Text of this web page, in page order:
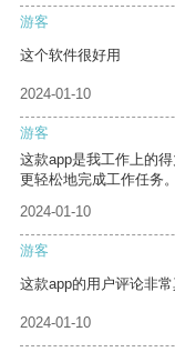
游客
这个软件很好用
2024-01-10
游客
这款app是我工作上的
更轻松地完成工作任务。
2024-01-10
游客
这款app的用户评论非
2024-01-10